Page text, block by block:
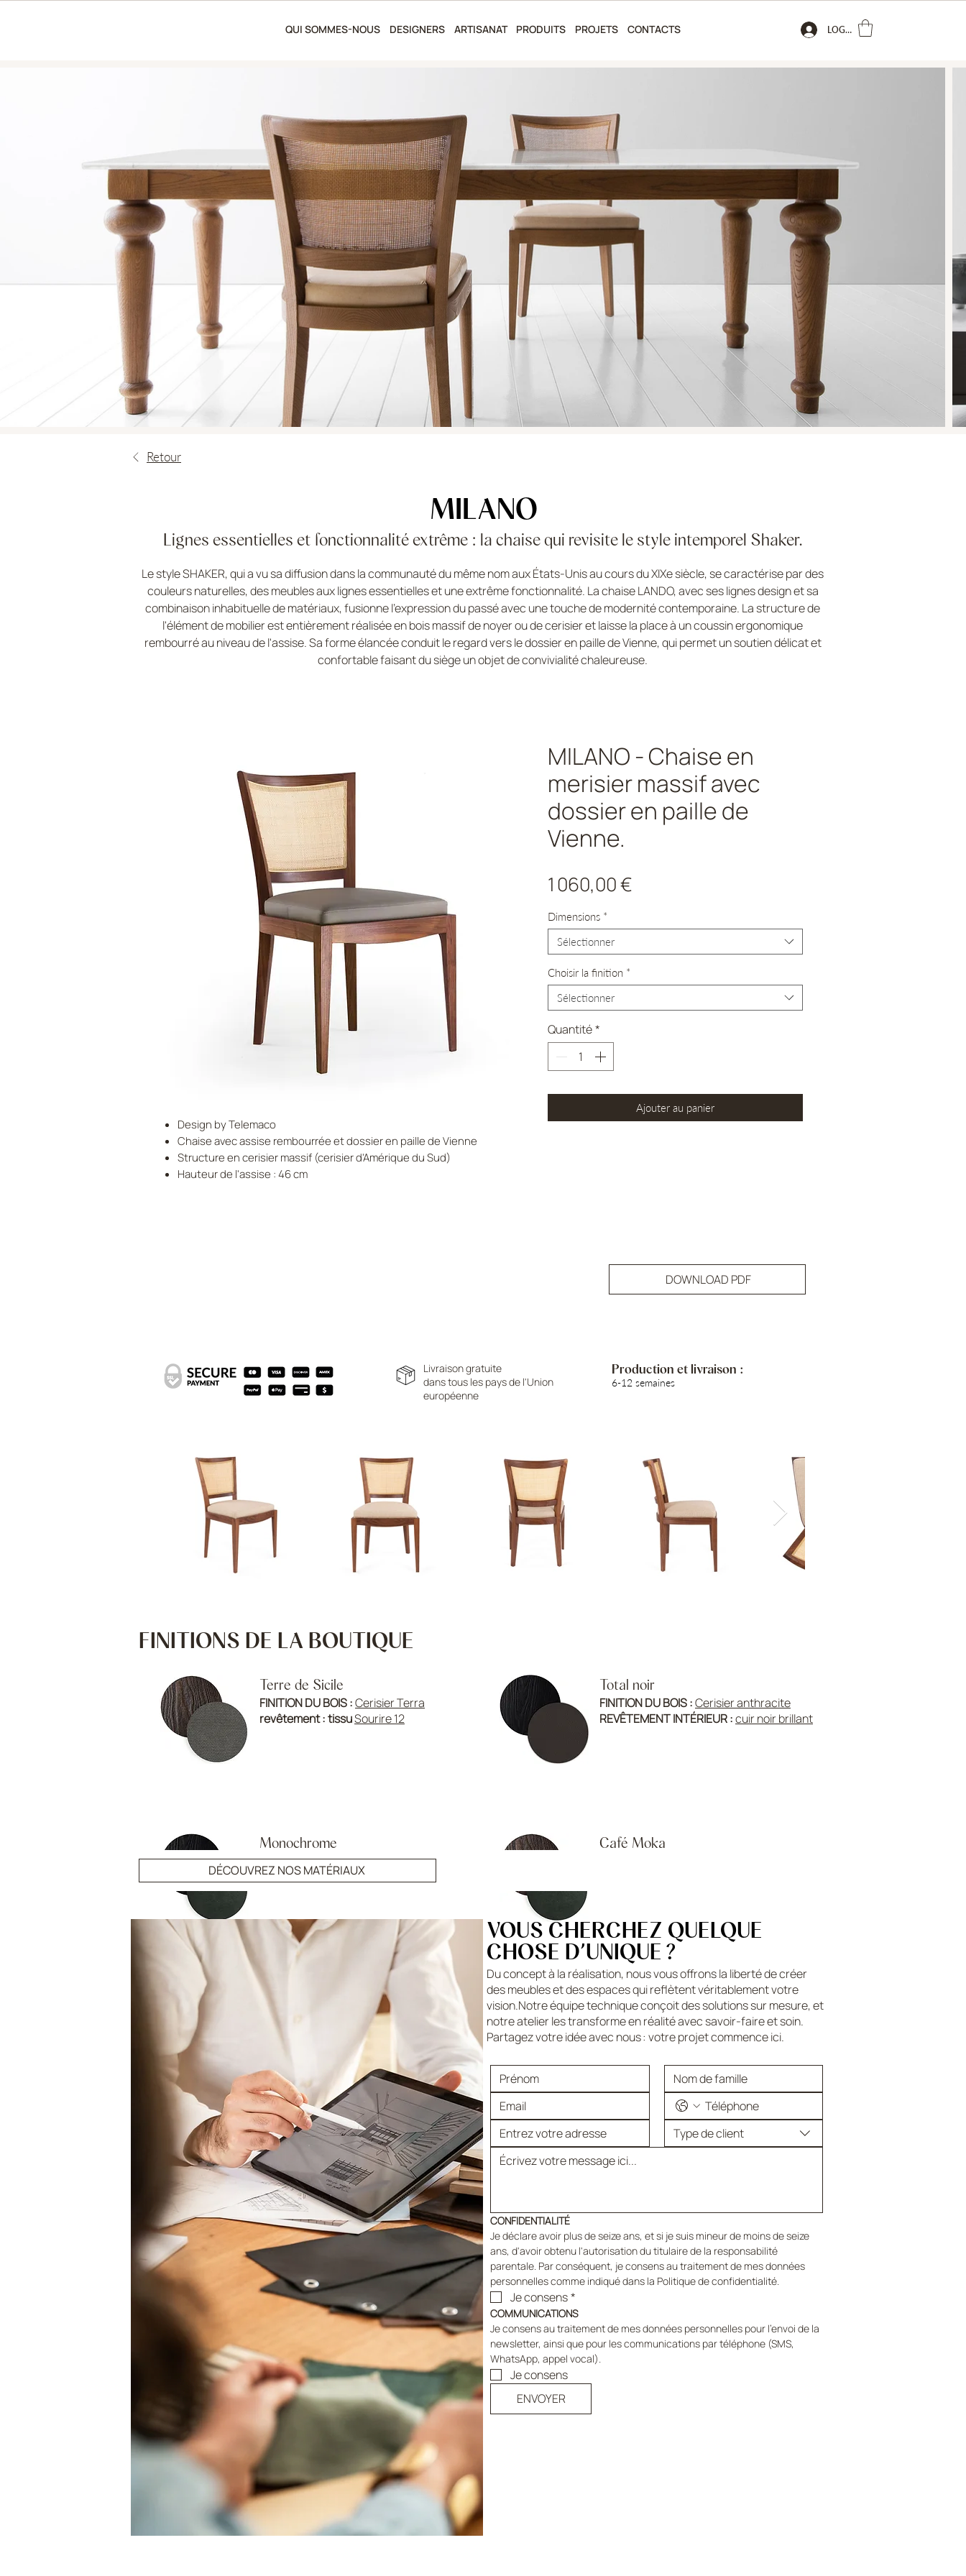
QUI SOMMES-NOUS DESIGNERS ARTISANAT PRODUITS PROJETS CONTACTS LOGIN
Retour
MILANO
Lignes essentielles et fonctionnalité extrême : la chaise qui revisite le style intemporel Shaker.
Le style SHAKER, qui a vu sa diffusion dans la communauté du même nom aux États-Unis au cours du XIXe siècle, se caractérise par des
couleurs naturelles, des meubles aux lignes essentielles et une extrême fonctionnalité. La chaise LANDO, avec ses lignes design et sa
combinaison inhabituelle de matériaux, fusionne l'expression du passé avec une touche de modernité contemporaine. La structure de
l'élément de mobilier est entièrement réalisée en bois massif de noyer ou de cerisier et laisse la place à un coussin ergonomique
rembourré au niveau de l'assise. Sa forme élancée conduit le regard vers le dossier en paille de Vienne, qui permet un soutien délicat et
confortable faisant du siège un objet de convivialité chaleureuse.
Design by Telemaco
Chaise avec assise rembourrée et dossier en paille de Vienne
Structure en cerisier massif (cerisier d'Amérique du Sud)
Hauteur de l'assise : 46 cm
MILANO - Chaise en
merisier massif avec
dossier en paille de
Vienne.
1 060,00 €
Dimensions *
Sélectionner
Choisir la finition *
Sélectionner
Quantité*
Ajouter au panier
DOWNLOAD PDF
Livraison gratuite
dans tous les pays de l'Union
européenne
Production et livraison :
6-12 semaines
FINITIONS DE LA BOUTIQUE
Terre de Sicile
FINITION DU BOIS :Cerisier Terra
revêtement :tissuSourire 12
Monochrome
FINITION :Cerisier anthracite
TISSUScuir Gris brillant
Total noir
FINITION DU BOIS :Cerisier anthracite
REVÊTEMENT INTÉRIEUR :cuir noir brillant
Café Moka
DÉCOUVREZ NOS MATÉRIAUX
VOUS CHERCHEZ QUELQUE
CHOSE D’UNIQUE ?
Du concept à la réalisation, nous vous offrons la liberté de créer
des meubles et des espaces qui reflètent véritablement votre
vision.Notre équipe technique conçoit des solutions sur mesure, et
notre atelier les transforme en réalité avec savoir-faire et soin.
Partagez votre idée avec nous : votre projet commence ici.
Type de client
CONFIDENTIALITÉ
Je déclare avoir plus de seize ans, et si je suis mineur de moins de seize
ans, d'avoir obtenu l'autorisation du titulaire de la responsabilité
parentale. Par conséquent, je consens au traitement de mes données
personnelles comme indiqué dans la Politique de confidentialité.
Je consens*
COMMUNICATIONS
Je consens au traitement de mes données personnelles pour l'envoi de la
newsletter, ainsi que pour les communications par téléphone (SMS,
WhatsApp, appel vocal).
Je consens
ENVOYER